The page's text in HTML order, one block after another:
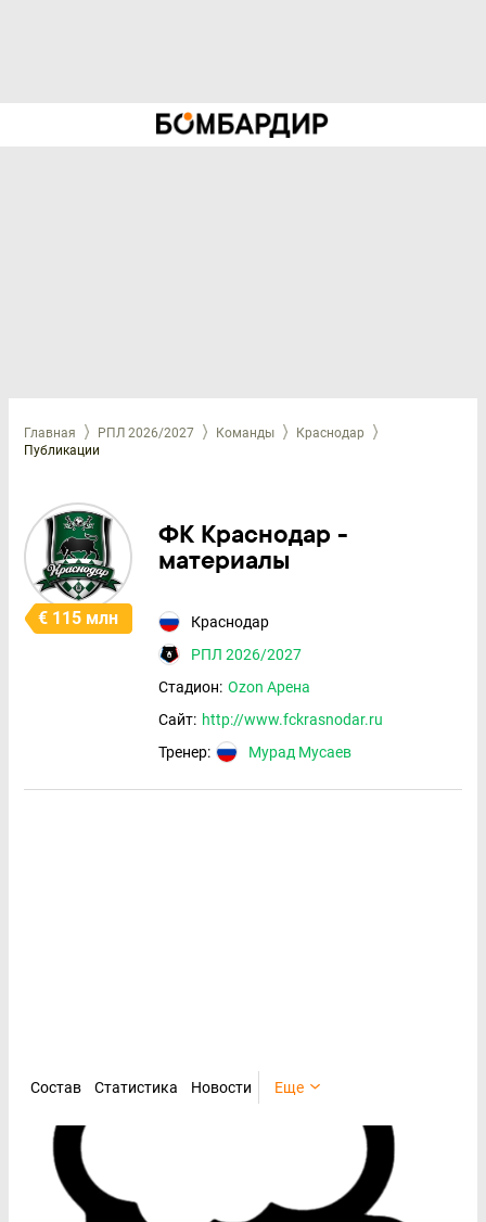
Главная РПЛ 2026/2027 Команды
Краснодар
Публикации
€ 115 млн
ФК Краснодар -
материалы
Краснодар
РПЛ 2026/2027
Стадион: Ozon Арена
Сайт: http://www.fckrasnodar.ru
Тренер:
Мурад Мусаев
Состав Статистика Новости Еще